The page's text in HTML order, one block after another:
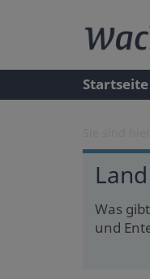
Startseite
Was
und